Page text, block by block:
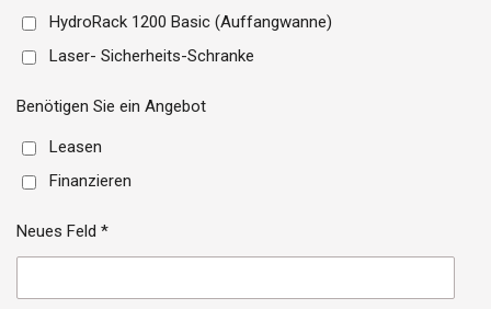
HydroRack 1200 Basic (Auffangwanne)
Laser- Sicherheits-Schranke
Benötigen Sie ein Angebot
Leasen
Finanzieren
Neues Feld *